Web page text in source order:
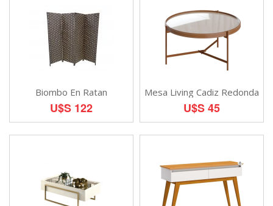
Biombo En Ratan
U$S 122
Mesa Living Cadiz Redonda
U$S 45